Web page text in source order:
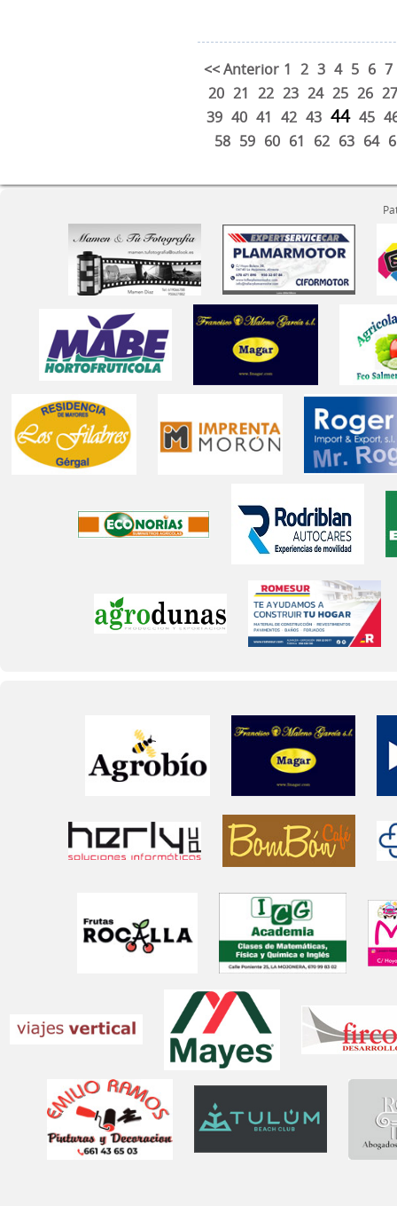
<< Anterior 1 2 3 4 5 6 7
20 21 22 23 24 25 26 27
39 40 41 42 43 44 45
58 59 60 61 62 63 64